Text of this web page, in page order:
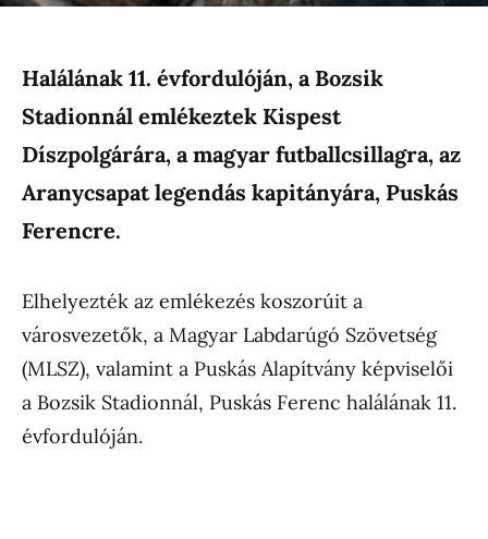
Halálának 11. évfordulóján, a Bozsik
Stadionnál emlékeztek Kispest
Díszpolgárára, a magyar futballcsillagra, az
Aranycsapat legendás kapitányára, Puskás
Ferencre.
Elhelyezték az emlékezés koszorúit a
városvezetők, a Magyar Labdarúgó Szövetség
(MLSZ), valamint a Puskás Alapítvány képviselői
a Bozsik Stadionnál, Puskás Ferenc halálának 11.
évfordulóján.